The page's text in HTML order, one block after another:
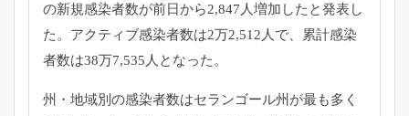
の新規感染者数が前日から2,847人増加したと発表し
た。アクティブ感染者数は2万2,512人で、累計感染
者数は38万7,535人となった。
州・ 地域別の感染者数はセランゴール州が最も多く